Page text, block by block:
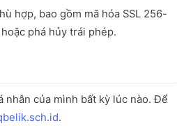
hợp, bao gồm mã hóa SSL 256-
phá hủy trái phép.
nhân của mình bất kỳ lúc nào. Để
.